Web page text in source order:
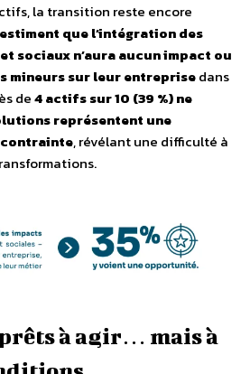
la transition reste encore
estiment que l’intégration des
sociaux n’aura aucun impact ou
mineurs sur leur entreprisedans
de4 actifs sur 10 (39 %) ne
représentent une
, révélant une difficulté à
à agir… mais à